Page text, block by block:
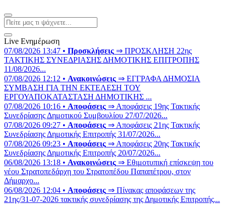
Live Ενημέρωση
07/08/2026 13:47 • Προσκλήσεις ⇒ ΠΡΟΣΚΛΗΣΗ 22ης
ΤΑΚΤΙΚΗΣ ΣΥΝΕΔΡΙΑΣΗΣ ΔΗΜΟΤΙΚΗΣ ΕΠΙΤΡΟΠΗΣ
11/08/2026...
07/08/2026 12:12 • Ανακοινώσεις ⇒ ΕΓΓΡΑΦΑ ΔΗΜΟΣΙΑ
ΣΥΜΒΑΣΗ ΓΙΑ ΤΗΝ ΕΚΤΕΛΕΣΗ ΤΟΥ
ΕΡΓΟΥΑΠΟΚΑΤΑΣΤΑΣΗ ΔΗΜΟΤΙΚΗΣ ...
07/08/2026 10:16 • Αποφάσεις ⇒ Αποφάσεις 19ης Τακτικής
Συνεδρίασης Δημοτικού Συμβουλίου 27/07/2026...
07/08/2026 09:27 • Αποφάσεις ⇒ Αποφάσεις 21ης Τακτικής
Συνεδρίασης Δημοτικής Επιτροπής 31/07/2026...
07/08/2026 09:23 • Αποφάσεις ⇒ Αποφάσεις 20ης Τακτικής
Συνεδρίασης Δημοτικής Επιτροπής 20/07/2026...
06/08/2026 13:18 • Ανακοινώσεις ⇒ Εθιμοτυπική επίσκεψη του
νέου Στρατοπεδάρχη του Στρατοπέδου Παπαπέτρου, στον
Δήμαρχο...
06/08/2026 12:04 • Αποφάσεις ⇒ Πίνακας αποφάσεων της
21ης/31-07-2026 τακτικής συνεδρίασης της Δημοτικής Επιτροπής...